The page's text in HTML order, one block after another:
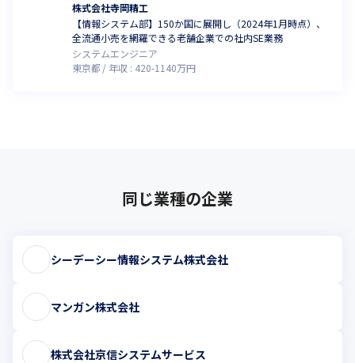
株式会社寺岡精工
【情報システム部】150か国に展開し（2024年1月時点）、
全流通小売を網羅できる老舗企業での社内SE業務
システムエンジニア
東京都
年収 : 420-1140万円
同じ業種の企業
シーデーシー情報システム株式会社
マンガン株式会社
株式会社京信システムサービス